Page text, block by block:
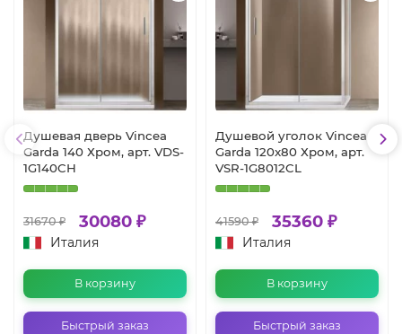
Душевая дверь Vincea
Garda 140 Хром, арт. VDS-
1G140CH
31670 ₽ 30080 ₽
Италия
В корзину
Быстрый заказ
Душевой уголок Vincea
Garda 120x80 Хром, арт.
VSR-1G8012CL
41590 ₽ 35360 ₽
Италия
В корзину
Быстрый заказ